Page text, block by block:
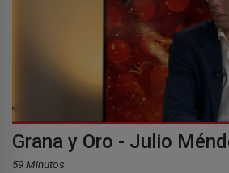
Grana y Oro - Julio
59 Minutos